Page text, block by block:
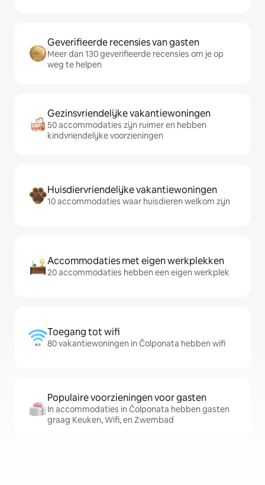
Geverifieerde recensies van gasten
Meer dan 130 geverifieerde recensies om je op
weg te helpen
Gezinsvriendelijke vakantiewoningen
50 accommodaties zijn ruimer en hebben
kindvriendelijke voorzieningen
Huisdiervriendelijke vakantiewoningen
10 accommodaties waar huisdieren welkom zijn
Accommodaties met eigen werkplekken
20 accommodaties hebben een eigen werkplek
Toegang tot wifi
80 vakantiewoningen in Čolponata hebben wifi
Populaire voorzieningen voor gasten
In accommodaties in Čolponata hebben gasten
graag Keuken, Wifi, en Zwembad